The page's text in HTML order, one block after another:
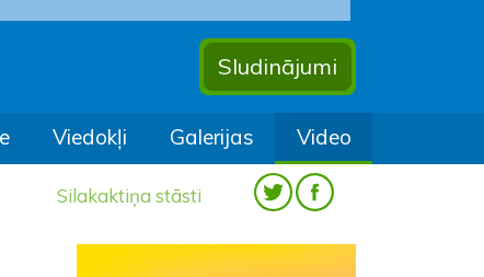
Sludinājumi
Viedokļi Galerijas Video
Silakaktiņa stāsti